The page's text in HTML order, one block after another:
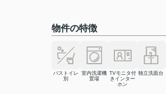
物件の特徴
バストイレ
別
室内洗濯機
置場
TVモニタ付
きインター
ホン
独立洗面台